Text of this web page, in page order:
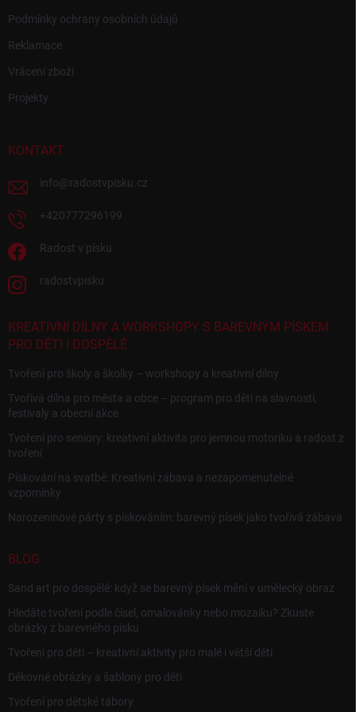
Podmínky ochrany osobních údajů
Reklamace
Vrácení zboží
Projekty
KONTAKT
info@radostvpisku.cz
+420777296199
Radost v písku
radostvpisku
KREATIVNÍ DÍLNY A WORKSHOPY S BAREVNÝM PÍSKEM
PRO DĚTI I DOSPĚLÉ
Tvoření pro školy a školky – workshopy a kreativní dílny
Tvořivá dílna pro města a obce – program pro děti na slavnosti,
festivaly a obecní akce
Tvoření pro seniory: kreativní aktivita pro jemnou motoriku a radost z
tvoření
Pískování na svatbě: Kreativní zábava a nezapomenutelné
vzpomínky
Narozeninové párty s pískováním: barevný písek jako tvořivá zábava
BLOG
Sand art pro dospělé: když se barevný písek mění v umělecký obraz
Hledáte tvoření podle čísel, omalovánky nebo mozaiku? Zkuste
obrázky z barevného písku
Tvoření pro děti – kreativní aktivity pro malé i větší děti
Děkovné obrázky a šablony pro děti
Tvoření pro dětské tábory